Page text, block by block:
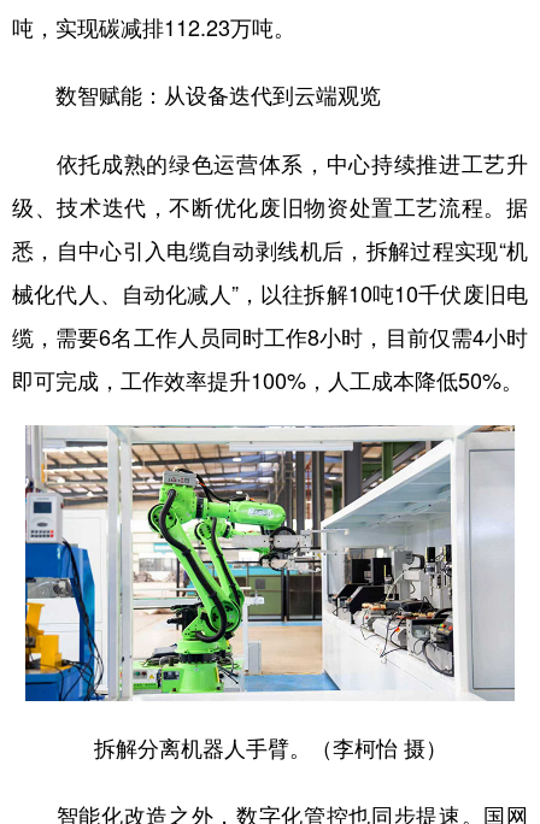
吨，实现碳减排112.23万吨。
数智赋能：从设备迭代到云端观览
依托成熟的绿色运营体系，中心持续推进工艺升
级、技术迭代，不断优化废旧物资处置工艺流程。据
悉，自中心引入电缆自动剥线机后，拆解过程实现“机
械化代人、自动化减人”，以往拆解10吨10千伏废旧电
缆，需要6名工作人员同时工作8小时，目前仅需4小时
即可完成，工作效率提升100%，人工成本降低50%。
拆解分离机器人手臂。（李柯怡 摄）
智能化改造之外，数字化管控也同步提速。国网